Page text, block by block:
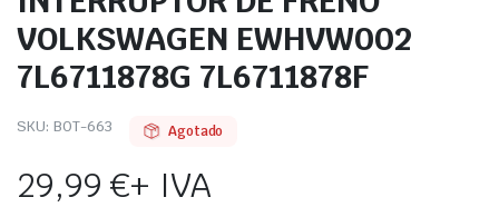
VOLKSWAGEN EWHVW002
7L6711878G 7L6711878F
SKU: BOT-663 Agotado
29,99€+ IVA